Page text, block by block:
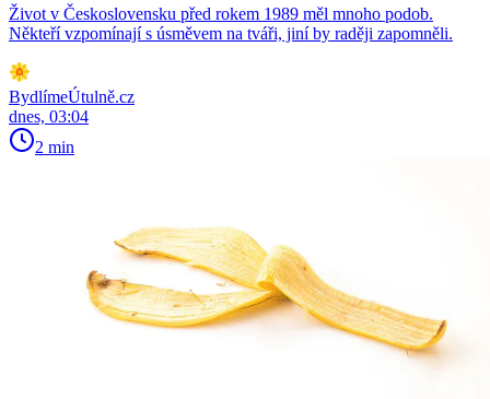
Život v Československu před rokem 1989 měl mnoho podob.
Někteří vzpomínají s úsměvem na tváři, jiní by raději zapomněli.
BydlímeÚtulně.cz
dnes, 03:04
2 min